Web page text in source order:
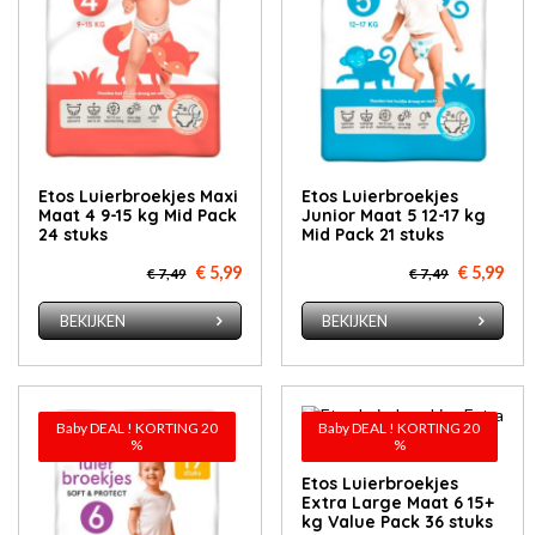
Etos Luierbroekjes Maxi
Maat 4 9-15 kg Mid Pack
24 stuks
€ 7,49 € 5,99
BEKIJKEN
Etos Luierbroekjes
Junior Maat 5 12-17 kg
Mid Pack 21 stuks
€ 7,49 € 5,99
BEKIJKEN
Baby DEAL ! KORTING 20
%
Baby DEAL ! KORTING 20
%
Etos Luierbroekjes
Extra Large Maat 6 15+
kg Value Pack 36 stuks